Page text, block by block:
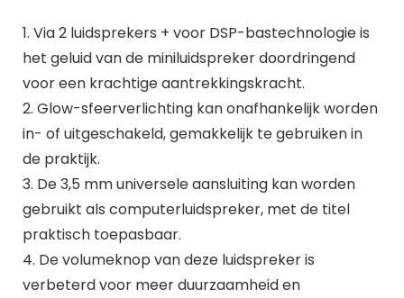
1. Via 2 luidsprekers + voor DSP-bastechnologie is
het geluid van de miniluidspreker doordringend
voor een krachtige aantrekkingskracht.
2. Glow-sfeerverlichting kan onafhankelijk worden
in- of uitgeschakeld, gemakkelijk te gebruiken in
de praktijk.
3. De 3,5 mm universele aansluiting kan worden
gebruikt als computerluidspreker, met de titel
praktisch toepasbaar.
4. De volumeknop van deze luidspreker is
verbeterd voor meer duurzaamheid en